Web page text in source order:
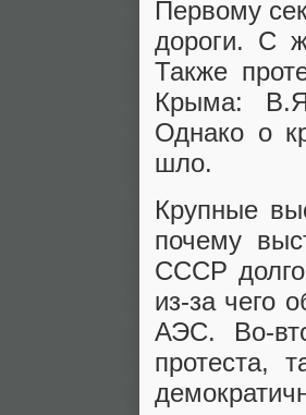
Первому
дороги. С
Также
Крыма:
Однако о
шло.
Крупные
почему
СССР
из-за чего
АЭС. Во-
протеста,